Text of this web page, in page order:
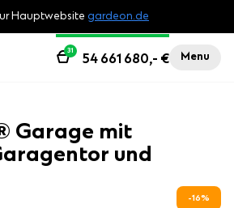
Hauptwebsite gardeon.de
Menu
54 661 680,- €
31
Garage mit
und
16%